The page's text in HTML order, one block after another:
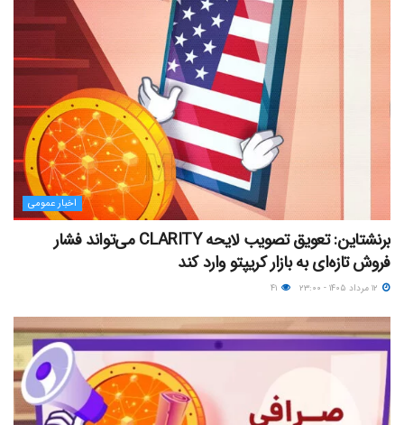
اخبار عمومی
برنشتاین: تعویق تصویب لایحه CLARITY می‌تواند فشار
فروش تازه‌ای به بازار کریپتو وارد کند